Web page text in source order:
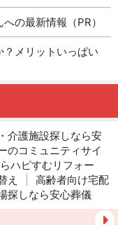
の最新情報（PR）
メリットいっぱい
介護施設探しなら安
のコミュニティサイ
ハピすむリフォー
え
高齢者向け宅配
探しなら安心葬儀